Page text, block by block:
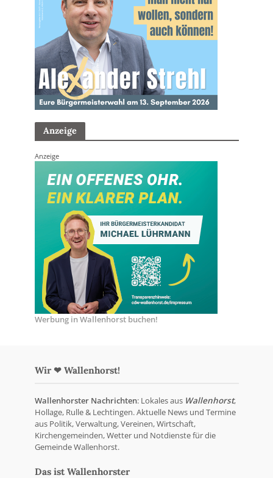
Anzeige
Anzeige
Werbung in Wallenhorst buchen!
Wir ❤ Wallenhorst!
Wallenhorster Nachrichten: Lokales aus Wallenhorst,
Hollage, Rulle & Lechtingen. Aktuelle News und Termine
aus Politik, Verwaltung, Vereinen, Wirtschaft,
Kirchengemeinden, Wetter und Notdienste für die
Gemeinde Wallenhorst.
Das ist Wallenhorster